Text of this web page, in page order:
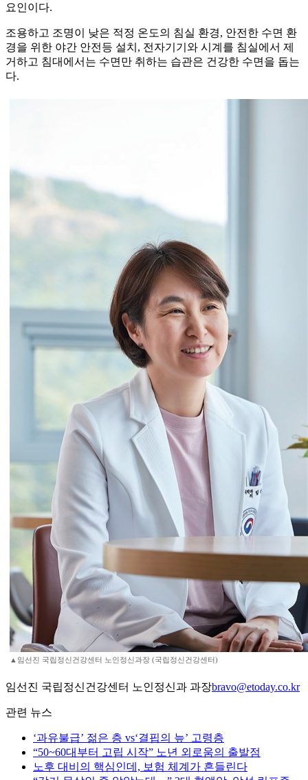
요인이다.
조용하고 조명이 낮은 적정 온도의 침실 환경, 안전한 수면 환
경을 위한 야간 안전등 설치, 전자기기와 시계를 침실에서 제
거하고 침대에서는 수면만 취하는 습관은 건강한 수면을 돕는
다.
▲임선진 국립정신건강센터 노인정신과장 (국립정신건강센터)
임선진 국립정신건강센터 노인정신과 과장bravo@etoday.co.kr
관련 뉴스
‘과유불급’ 젊은 층 vs‘결핍의 늪’ 고령층
“50~60대부터 고립 시작” 노년 외로움의 출발점
노후 대비의 핵심인데, 보험 체계가 흔들린다